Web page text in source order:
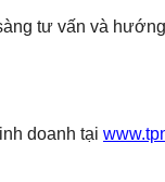
tư vấn và
doanh tại